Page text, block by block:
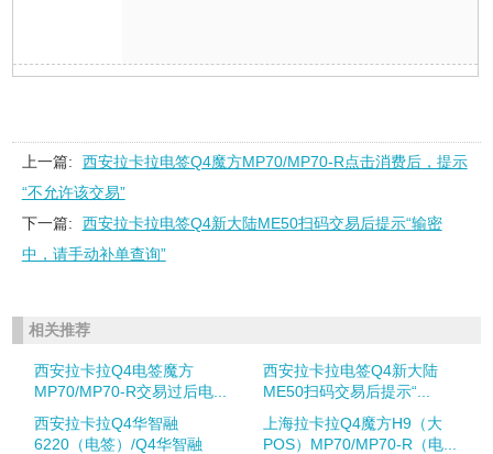
上一篇:
西安拉卡拉电签Q4魔方MP70/MP70-R点击消费后，提示
“不允许该交易”
下一篇:
西安拉卡拉电签Q4新大陆ME50扫码交易后提示“输密
中，请手动补单查询”
相关推荐
西安拉卡拉Q4电签魔方
MP70/MP70-R交易过后电...
西安拉卡拉电签Q4新大陆
ME50扫码交易后提示“...
西安拉卡拉Q4华智融
6220（电签）/Q4华智融
上海拉卡拉Q4魔方H9（大
POS）MP70/MP70-R（电...